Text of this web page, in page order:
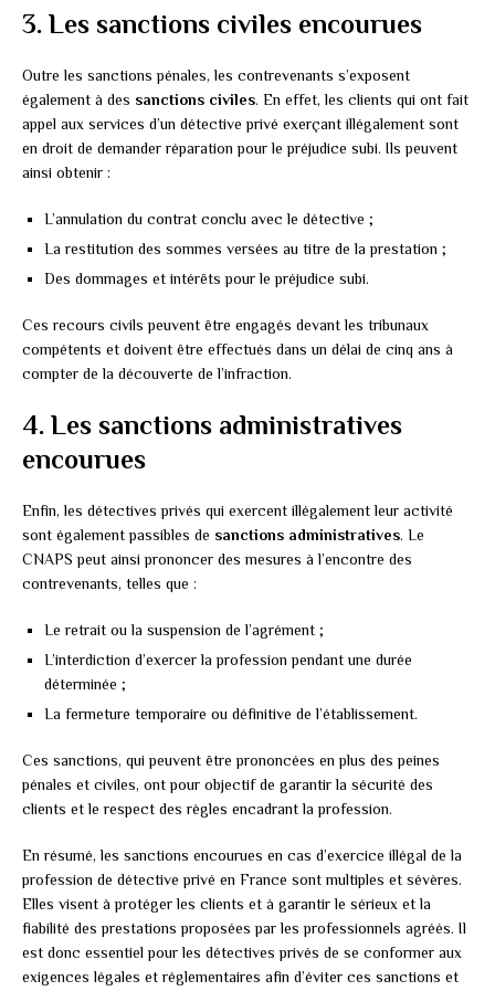
3. Les sanctions civiles encourues
Outre les sanctions pénales, les contrevenants s’exposent
également à des sanctions civiles. En effet, les clients qui ont fait
appel aux services d’un détective privé exerçant illégalement sont
en droit de demander réparation pour le préjudice subi. Ils peuvent
ainsi obtenir :
L’annulation du contrat conclu avec le détective ;
La restitution des sommes versées au titre de la prestation ;
Des dommages et intérêts pour le préjudice subi.
Ces recours civils peuvent être engagés devant les tribunaux
compétents et doivent être effectués dans un délai de cinq ans à
compter de la découverte de l’infraction.
4. Les sanctions administratives
encourues
Enfin, les détectives privés qui exercent illégalement leur activité
sont également passibles de sanctions administratives. Le
CNAPS peut ainsi prononcer des mesures à l’encontre des
contrevenants, telles que :
Le retrait ou la suspension de l’agrément ;
L’interdiction d’exercer la profession pendant une durée
déterminée ;
La fermeture temporaire ou définitive de l’établissement.
Ces sanctions, qui peuvent être prononcées en plus des peines
pénales et civiles, ont pour objectif de garantir la sécurité des
clients et le respect des règles encadrant la profession.
En résumé, les sanctions encourues en cas d’exercice illégal de la
profession de détective privé en France sont multiples et sévères.
Elles visent à protéger les clients et à garantir le sérieux et la
fiabilité des prestations proposées par les professionnels agréés. Il
est donc essentiel pour les détectives privés de se conformer aux
exigences légales et réglementaires afin d’éviter ces sanctions et